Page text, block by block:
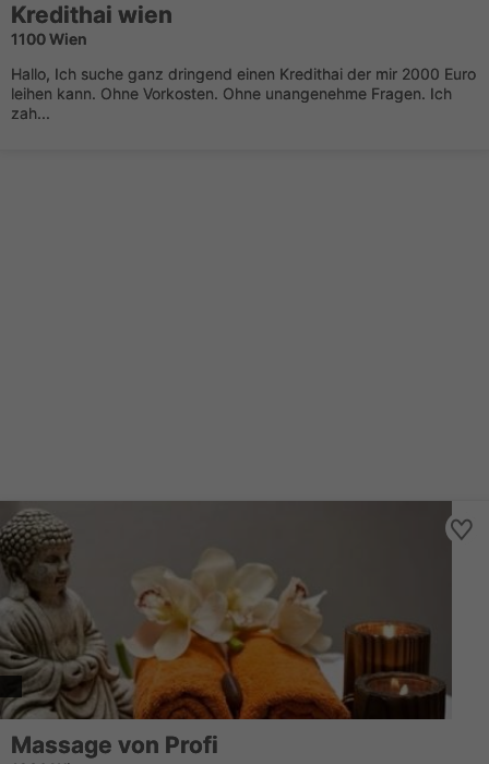
Kredithai wien
1100 Wien
Hallo, Ich suche ganz dringend einen Kredithai der mir 2000 Euro
leihen kann. Ohne Vorkosten. Ohne unangenehme Fragen. Ich
zah...
Massage von Profi